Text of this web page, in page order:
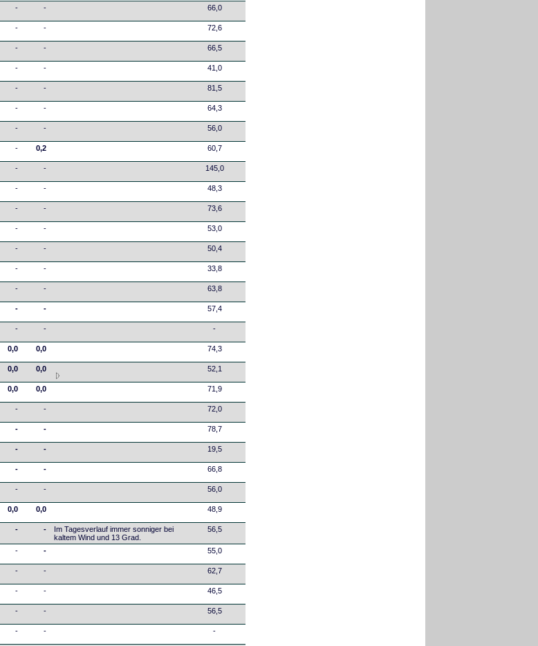
- - 66,0
- - 72,6
- - 66,5
- - 41,0
- - 81,5
- - 64,3
- - 56,0
- 0,2 60,7
- - 145,0
- - 48,3
- - 73,6
- - 53,0
- - 50,4
- - 33,8
- - 63,8
- - 57,4
- - -
0,0 0,0 74,3
0,0 0,0 52,1
0,0 0,0 71,9
- - 72,0
- - 78,7
- - 19,5
- - 66,8
- - 56,0
0,0 0,0 48,9
- -
Im Tagesverlauf immer sonniger bei
kaltem Wind und 13 Grad.
56,5
- - 55,0
- - 62,7
- - 46,5
- - 56,5
- - -